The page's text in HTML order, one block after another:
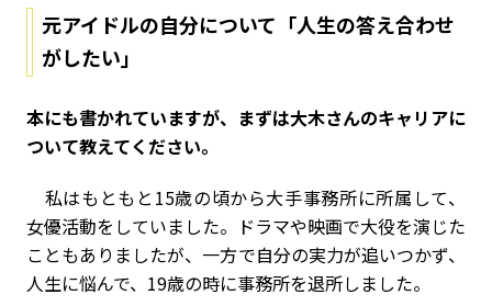
元アイドルの自分について「人生の答え合わせ
がしたい」
――本にも書かれていますが、まずは大木さんのキャリアに
ついて教えてください。
私はもともと15歳の頃から大手事務所に所属して、
女優活動をしていました。ドラマや映画で大役を演じた
こともありましたが、一方で自分の実力が追いつかず、
人生に悩んで、19歳の時に事務所を退所しました。